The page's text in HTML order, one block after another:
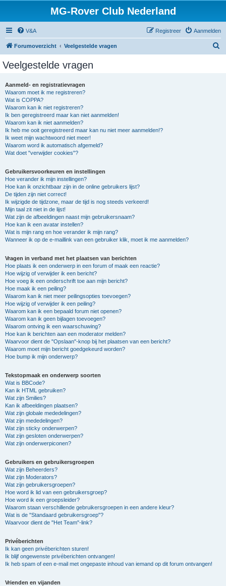
MG-Rover Club Nederland
V&A Aanmelden
Registreer
Forumoverzicht Veelgestelde vragen
Veelgestelde vragen
Aanmeld- en registratievragen
Waarom moet ik me registreren?
Wat is COPPA?
Waarom kan ik niet registreren?
Ik ben geregistreerd maar kan niet aanmelden!
Waarom kan ik niet aanmelden?
Ik heb me ooit geregistreerd maar kan nu niet meer aanmelden!?
Ik weet mijn wachtwoord niet meer!
Waarom word ik automatisch afgemeld?
Wat doet "verwijder cookies"?
Gebruikersvoorkeuren en instellingen
Hoe verander ik mijn instellingen?
Hoe kan ik onzichtbaar zijn in de online gebruikers lijst?
De tijden zijn niet correct!
Ik wijzigde de tijdzone, maar de tijd is nog steeds verkeerd!
Mijn taal zit niet in de lijst!
Wat zijn de afbeeldingen naast mijn gebruikersnaam?
Hoe kan ik een avatar instellen?
Wat is mijn rang en hoe verander ik mijn rang?
Wanneer ik op de e-maillink van een gebruiker klik, moet ik me aanmelden?
Vragen in verband met het plaatsen van berichten
Hoe plaats ik een onderwerp in een forum of maak een reactie?
Hoe wijzig of verwijder ik een bericht?
Hoe voeg ik een onderschrift toe aan mijn bericht?
Hoe maak ik een peiling?
Waarom kan ik niet meer peilingsopties toevoegen?
Hoe wijzig of verwijder ik een peiling?
Waarom kan ik een bepaald forum niet openen?
Waarom kan ik geen bijlagen toevoegen?
Waarom ontving ik een waarschuwing?
Hoe kan ik berichten aan een moderator melden?
Waarvoor dient de "Opslaan"-knop bij het plaatsen van een bericht?
Waarom moet mijn bericht goedgekeurd worden?
Hoe bump ik mijn onderwerp?
Tekstopmaak en onderwerp soorten
Wat is BBCode?
Kan ik HTML gebruiken?
Wat zijn Smilies?
Kan ik afbeeldingen plaatsen?
Wat zijn globale mededelingen?
Wat zijn mededelingen?
Wat zijn sticky onderwerpen?
Wat zijn gesloten onderwerpen?
Wat zijn onderwerpiconen?
Gebruikers en gebruikersgroepen
Wat zijn Beheerders?
Wat zijn Moderators?
Wat zijn gebruikersgroepen?
Hoe word ik lid van een gebruikersgroep?
Hoe word ik een groepsleider?
Waarom staan verschillende gebruikersgroepen in een andere kleur?
Wat is de "Standaard gebruikersgroep"?
Waarvoor dient de "Het Team"-link?
Privéberichten
Ik kan geen privéberichten sturen!
Ik blijf ongewenste privéberichten ontvangen!
Ik heb spam of een e-mail met ongepaste inhoud van iemand op dit forum ontvangen!
Vrienden en vijanden